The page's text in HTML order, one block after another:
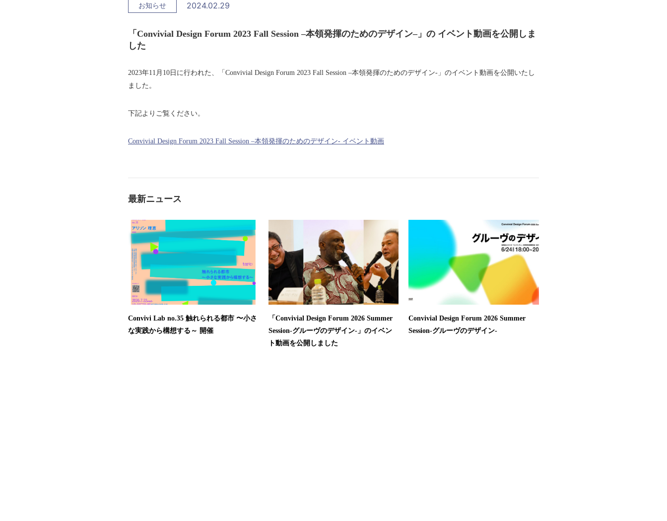
お知らせ 2024.02.29
「Convivial Design Forum 2023 Fall Session –本領発揮のためのデザイン–」の イベント動画を公開しま
した
2023年11月10日に行われた、「Convivial Design Forum 2023 Fall Session –本領発揮のためのデザイン-」のイベント動画を公開いたし
ました。
下記よりご覧ください。
Convivial Design Forum 2023 Fall Session –本領発揮のためのデザイン- イベント動画
最新ニュース
Convivi Lab no.35 触れられる都市 〜小さ
な実践から構想する～ 開催
「Convivial Design Forum 2026 Summer
Session-グルーヴのデザイン-」のイベン
ト動画を公開しました
Convivial Design Forum 2026 Summer
Session-グルーヴのデザイン-